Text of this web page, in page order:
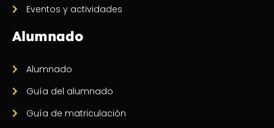
Eventos y actividades
Alumnado
Alumnado
Guía del alumnado
Guía de matriculación